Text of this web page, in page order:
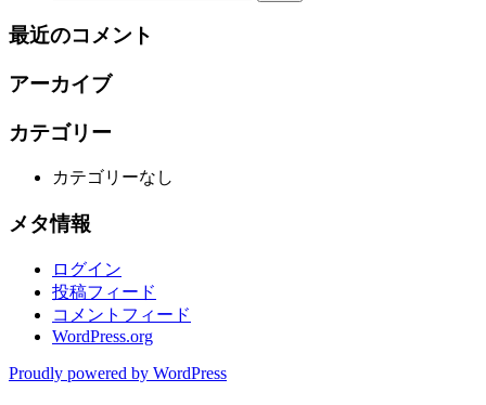
最近のコメント
アーカイブ
カテゴリー
カテゴリーなし
メタ情報
ログイン
投稿フィード
コメントフィード
WordPress.org
Proudly powered by WordPress